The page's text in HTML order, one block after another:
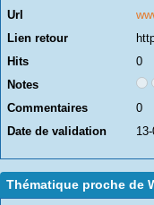
Url
Lien retour
Hits
0
Notes
Commentaires
0
Date de validation
Thématique proche de